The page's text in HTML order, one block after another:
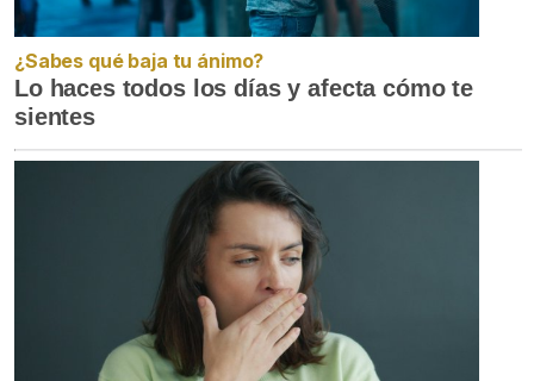
¿Sabes qué baja tu ánimo?
Lo haces todos los días y afecta cómo te
sientes